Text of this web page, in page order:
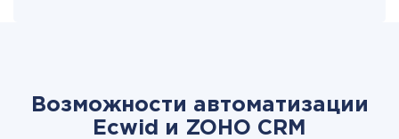
Возможности автоматизации
Ecwid и ZOHO CRM